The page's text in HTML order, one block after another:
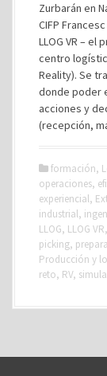
Zurbarán en
CIFP
LLOG VR –
centro
Reality). Se
donde poder
acciones y
(recepción,
formación,
operaciones,
experiencial,
industrial,
LLOG, LLOG VR,
picking,
Producción y
reto, RV,